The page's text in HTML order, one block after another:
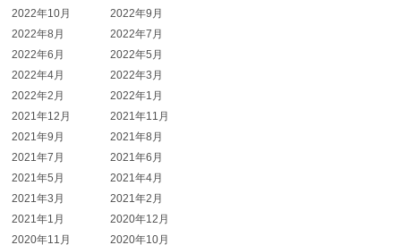
2022年10月
2022年9月
2022年8月
2022年7月
2022年6月
2022年5月
2022年4月
2022年3月
2022年2月
2022年1月
2021年12月
2021年11月
2021年9月
2021年8月
2021年7月
2021年6月
2021年5月
2021年4月
2021年3月
2021年2月
2021年1月
2020年12月
2020年11月
2020年10月